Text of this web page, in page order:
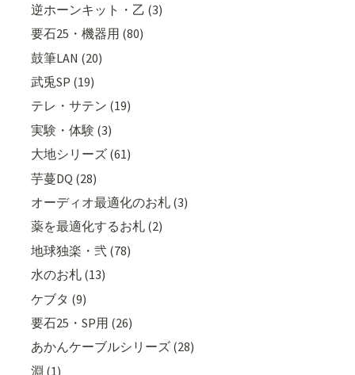
逆ホーンキット・乙 (3)
要石25・機器用 (80)
鼓筆LAN (20)
武兎SP (19)
テレ・サテン (19)
実験・体験 (3)
大地シリーズ (61)
芋蔓DQ (28)
オーディオ最適化のお札 (3)
薬を最適化するお札 (2)
地球独楽・弐 (78)
水のお札 (13)
ケブタ (9)
要石25・SP用 (26)
あかんケーブルシリーズ (28)
淵 (1)